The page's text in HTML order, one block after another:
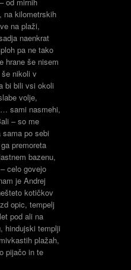
na kilometrskih
na plaži,
naenkrat
pa ne tako
hrane še nisem
nikoli v
bi bili vsi okoli
volje,
sami nasmehi,
– so me
po sebi
premoreta
bazenu,
celo govejo
je Andrej
kotičkov
opic, tempelj
pod ali na
hindujski templji
plažah,
pijačo in te